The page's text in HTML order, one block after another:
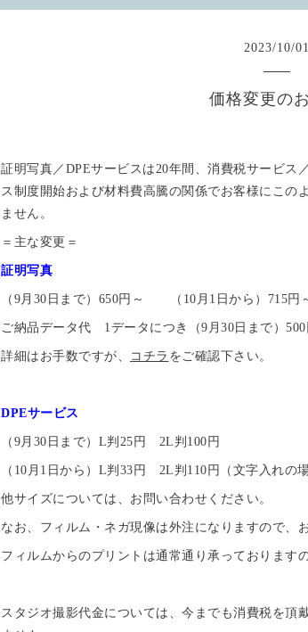
2023/10/01
価格変更の
証明写真／DPEサービスは20年間、消費税サービス
ス制度開始および材料費高騰の関係でお客様にこの
ません。
＝主な変更＝
証明写真
（9月30日まで）650円～ （10月1日から）715円
ご納品データ代 1データにつき（9月30日まで）
詳細はお手数ですが、 コチラ をご確認下さい。
DPEサービス
（9月30日まで）L判25円 2L判100円
（10月1日から）L判33円 2L判110円（文字入れの場
他サイズについては、お問い合わせください。
なお、フィルム・ネガ現像は外注になりますので、
フィルムからのプリントは通常通り承っております
スタジオ撮影代金については、今までも消費税を頂